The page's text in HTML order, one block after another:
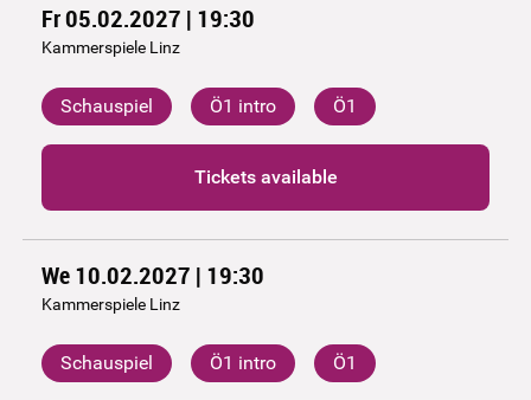
Fr 05.02.2027 | 19:30
Kammerspiele Linz
Schauspiel Ö1 intro Ö1
Tickets available
We 10.02.2027 | 19:30
Kammerspiele Linz
Schauspiel Ö1 intro Ö1